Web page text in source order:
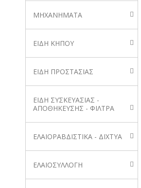
ΜΗΧΑΝΗΜΑΤΑ
ΕΙΔΗ ΚΗΠΟΥ
ΕΙΔΗ ΠΡΟΣΤΑΣΙΑΣ
ΕΙΔΗ ΣΥΣΚΕΥΑΣΙΑΣ -
ΑΠΟΘΗΚΕΥΣΗΣ - ΦΙΛΤΡΑ
ΕΛΑΙΟΡΑΒΔΙΣΤΙΚΑ - ΔΙΧΤΥΑ
ΕΛΑΙΟΣΥΛΛΟΓΗ